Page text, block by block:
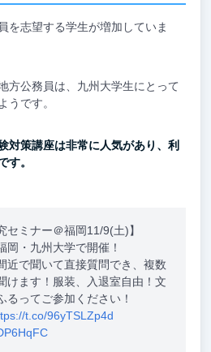
を志望する学生が増加していま
方公務員は、九州大学生にとって
うです。
対策講座は非常に人気があり、利
す。
セミナー＠福岡11/9(土)】
岡・九州大学で開催！
近で聞いて直接質問でき、複数
けます！服装、入退室自由！文
るってご参加ください！
t.co/96yTSLZp4d